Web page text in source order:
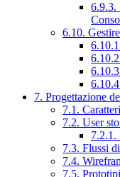
6.9.3.
6.10.
7. Progettazione
7.1.
7.2. User
7.2.1.
7.3. Flussi
7.4.
7.5.